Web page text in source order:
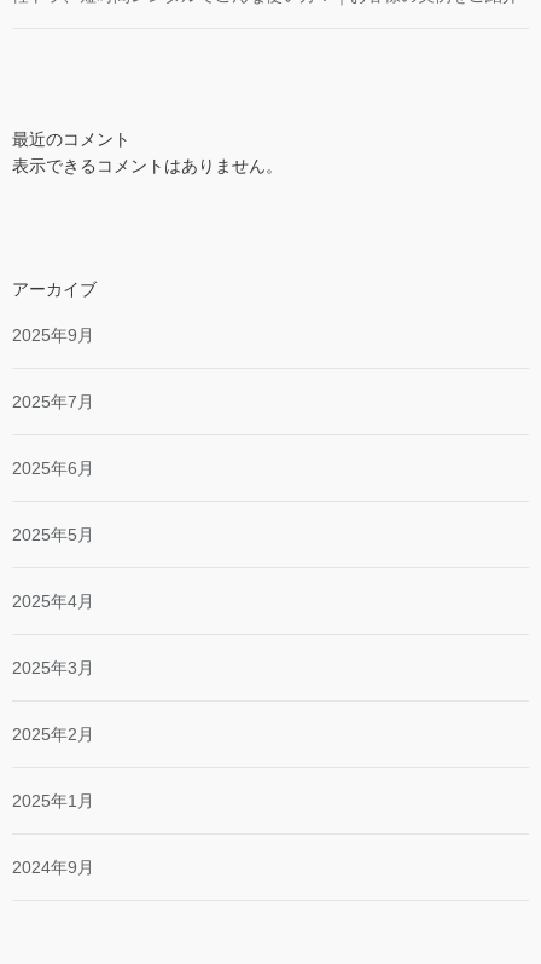
最近のコメント
表示できるコメントはありません。
アーカイブ
2025年9月
2025年7月
2025年6月
2025年5月
2025年4月
2025年3月
2025年2月
2025年1月
2024年9月